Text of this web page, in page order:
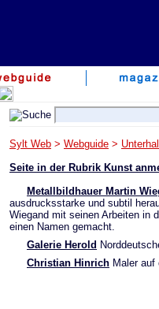
Sylt Web > Webguide >
Seite in der Rubrik Kunst
Metallbildhauer Martin
ausdrucksstarke und subtil
Wiegand mit seinen Arbeiten in
einen Namen gemacht.
Galerie Herold
Christian Hinrich Maler